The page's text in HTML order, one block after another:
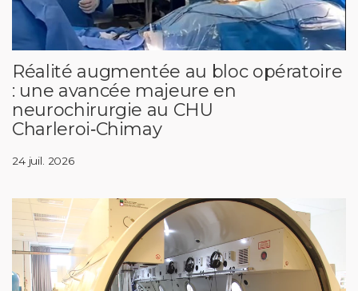
Réalité augmentée au bloc opératoire
: une avancée majeure en
neurochirurgie au CHU
Charleroi‑Chimay
24 juil. 2026